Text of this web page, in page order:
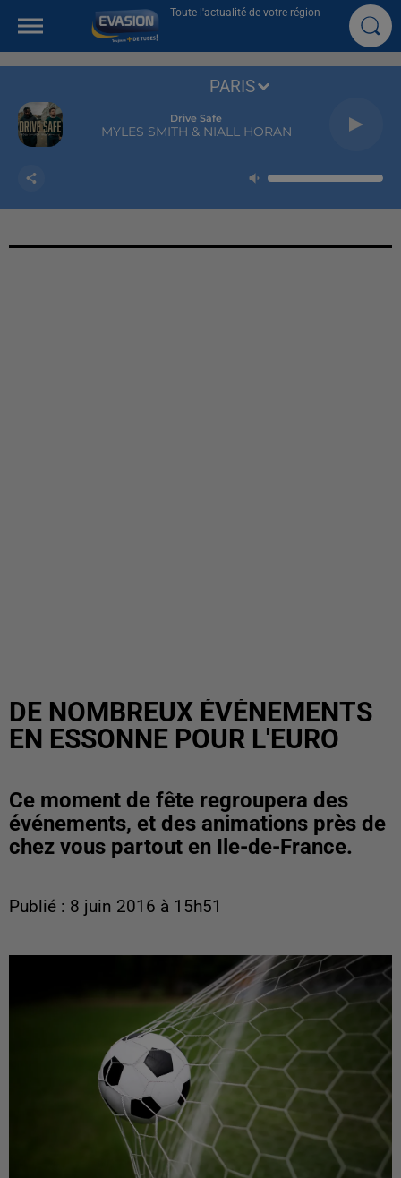
Toute l'actualité de votre région
Drive Safe
MYLES SMITH & NIALL HORAN
PARIS
DE NOMBREUX ÉVÉNEMENTS
EN ESSONNE POUR L'EURO
Ce moment de fête regroupera des
événements, et des animations près de
chez vous partout en Ile-de-France.
Publié : 8 juin 2016 à 15h51